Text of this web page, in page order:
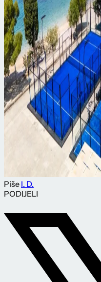
Piše I. D.
PODIJELI